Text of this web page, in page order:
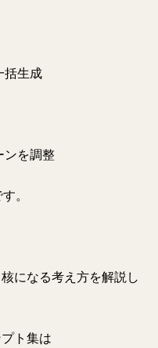
括生成
ンを調整
。
になる考え方を解説し
ト集は